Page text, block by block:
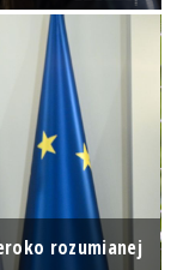
rozumianej